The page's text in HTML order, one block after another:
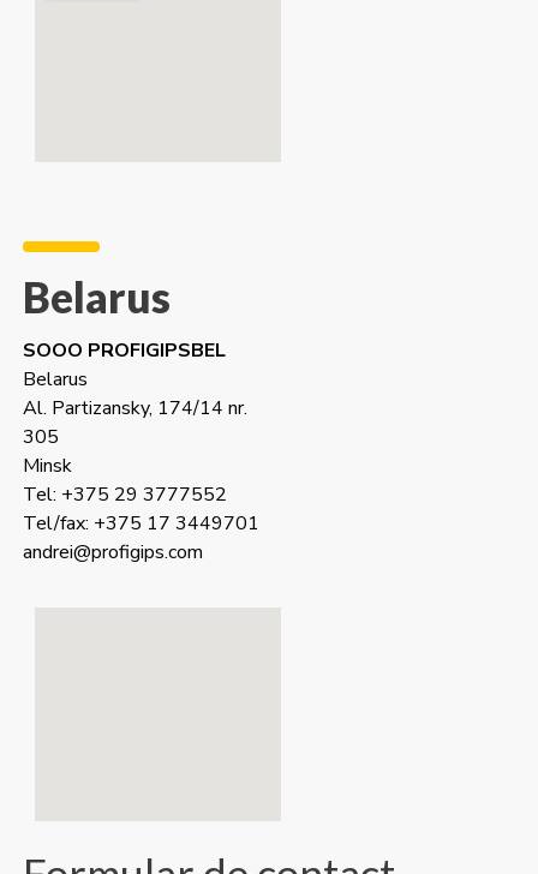
Belarus
SOOO PROFIGIPSBEL
Belarus
Al. Partizansky, 174/14 nr.
305
Minsk
Tel: +375 29 3777552
Tel/fax: +375 17 3449701
andrei@profigips.com